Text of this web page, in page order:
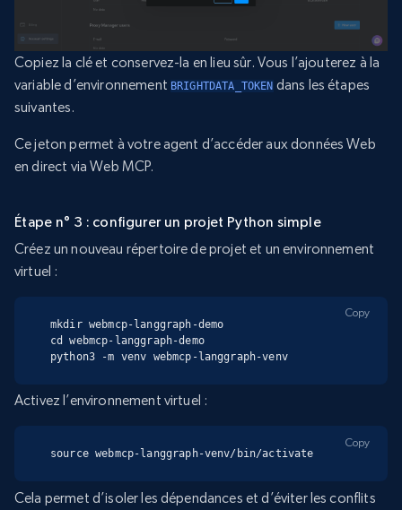
Copiez la clé et conservez-la en lieu sûr. Vous l’ajouterez à la
variable d’environnementBRIGHTDATA_TOKEN dans les étapes
suivantes.
Ce jeton permet à votre agent d’accéder aux données Web
en direct via Web MCP.
Étape n° 3 : configurer un projet Python simple
Créez un nouveau répertoire de projet et un environnement
virtuel :
mkdir webmcp-langgraph-demo
cd webmcp-langgraph-demo
python3 -m venv webmcp-langgraph-venv
Copy
Activez l’environnement virtuel :
source webmcp-langgraph-venv/bin/activate
Copy
Cela permet d’isoler les dépendances et d’éviter les conflits